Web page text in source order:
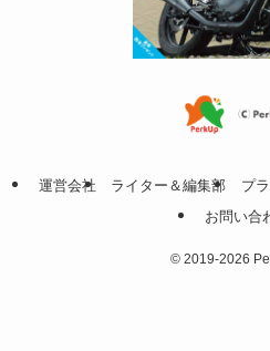
運営会社 ライター＆編集部 プ
お問い合
©2019-2026